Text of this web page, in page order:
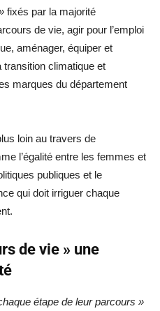
fixés par la majorité
de vie, agir pour l’emploi
aménager, équiper et
transition climatique et
marques du département
loin au travers de
l’égalité entre les femmes et
publiques et le
qui doit irriguer chaque
de vie » une
étape de leur parcours »